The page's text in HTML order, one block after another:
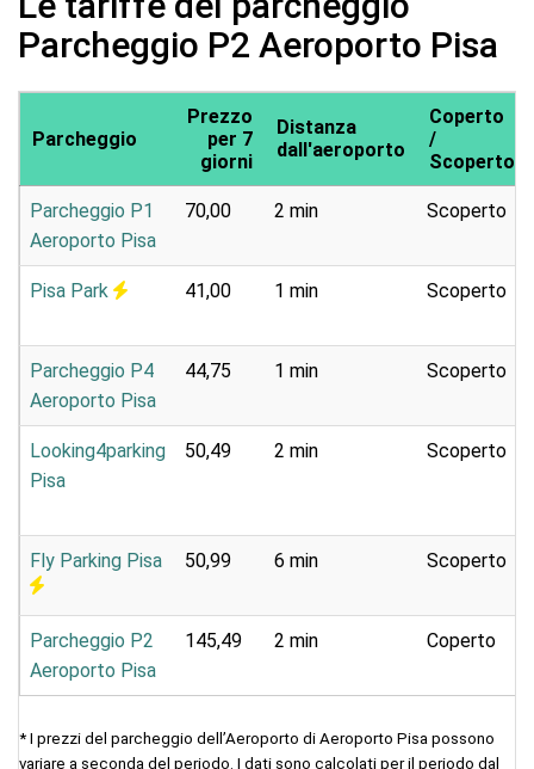
Parcheggio P2 Aeroporto Pisa
Parcheggio
Prezzo
per 7
giorni
Distanza
dall'aeroporto
Coperto
/
Scoperto
Parcheggio P1
Aeroporto Pisa
70,00 2 min Scoperto
Pisa Park 41,00 1 min Scoperto
Parcheggio P4
Aeroporto Pisa
44,75 1 min Scoperto
Looking4parking
Pisa
50,49 2 min Scoperto
Fly Parking Pisa 50,99 6 min Scoperto
Parcheggio P2
Aeroporto Pisa
145,49 2 min Coperto
* I prezzi del parcheggio dell’Aeroporto di Aeroporto Pisa possono
variare a seconda del periodo. I dati sono calcolati per il periodo dal